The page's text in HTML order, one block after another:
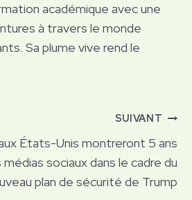
académique avec une
à travers le monde
Sa plume vive rend le
SUIVANT
États-Unis montreront 5 ans
sociaux dans le cadre du
plan de sécurité de Trump